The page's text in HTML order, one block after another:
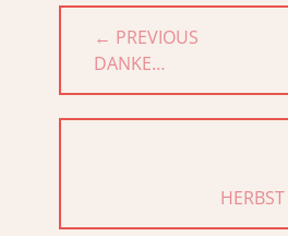
Beitragsnavigation
← PREVIOUS
PREVIOUS
POST:
DANKE…
POST: